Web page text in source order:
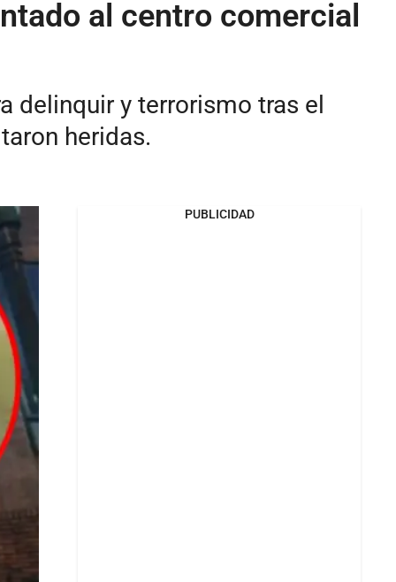
al centro comercial
delinquir y terrorismo tras el
heridas.
PUBLICIDAD